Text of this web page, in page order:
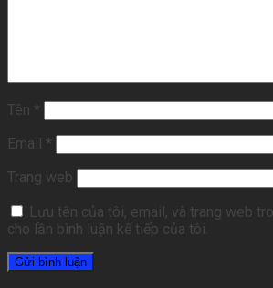
Tên *
Email *
Trang web
Lưu tên của tôi, email, và trang web
cho lần bình luận kế tiếp của tôi.